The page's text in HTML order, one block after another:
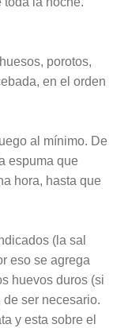
porotos,
en el orden
al mínimo. De
espuma que
hora, hasta que
(la sal
eso se agrega
huevos duros (si
ser necesario.
y esta sobre el